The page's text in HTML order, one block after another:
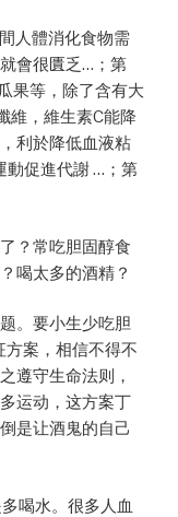
人體消化食物需
會很匱乏…；第
果等，除了含有大
維，維生素C能降
利於降低血液粘
動促進代謝 …；第
？常吃胆固醇食
喝太多的酒精？
。要小生少吃胆
案，相信不得不
遵守生命法则，
运动，这方案丁
是让酒鬼的自己
喝水。很多人血